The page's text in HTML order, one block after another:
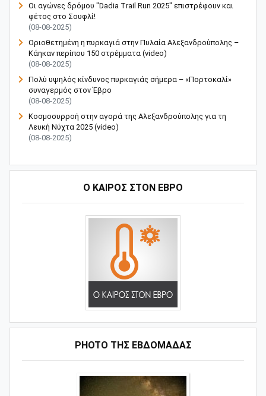
Οι αγώνες δρόμου "Dadia Trail Run 2025" επιστρέφουν και
φέτος στο Σουφλί!
(08-08-2025)
Οριοθετημένη η πυρκαγιά στην Πυλαία Αλεξανδρούπολης –
Κάηκαν περίπου 150 στρέμματα (video)
(08-08-2025)
Πολύ υψηλός κίνδυνος πυρκαγιάς σήμερα – «Πορτοκαλί»
συναγερμός στον Έβρο
(08-08-2025)
Κοσμοσυρροή στην αγορά της Αλεξανδρούπολης για τη
Λευκή Νύχτα 2025 (video)
(08-08-2025)
Ο ΚΑΙΡΟΣ ΣΤΟΝ ΕΒΡΟ
PHOTO ΤΗΣ ΕΒΔΟΜΑΔΑΣ